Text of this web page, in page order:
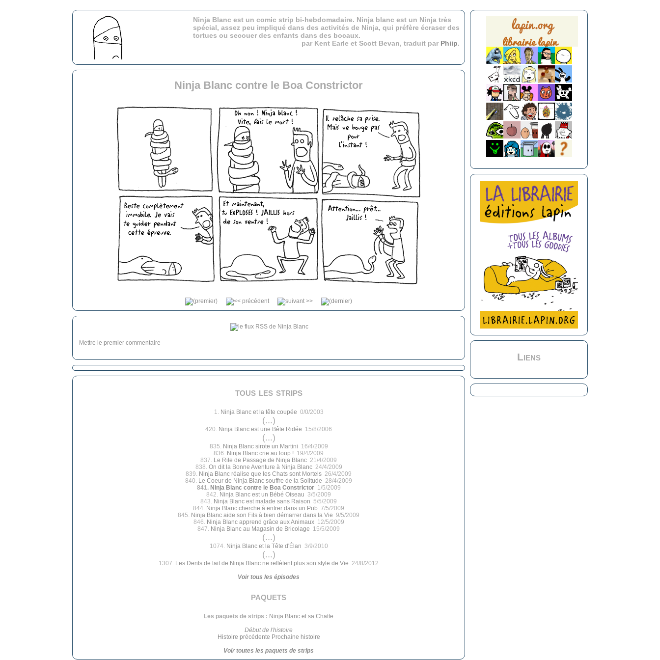
Ninja Blanc est un comic strip bi-hebdomadaire. Ninja blanc est un Ninja très
spécial, assez peu impliqué dans des activités de Ninja, qui préfère écraser des
tortues ou secouer des enfants dans des bocaux.
par Kent Earle et Scott Bevan, traduit par Phiip.
Ninja Blanc contre le Boa Constrictor
Mettre le premier commentaire
tous les strips
1. Ninja Blanc et la tête coupée 0/0/2003
(...)
420. Ninja Blanc est une Bête Ridée 15/8/2006
(...)
835. Ninja Blanc sirote un Martini 16/4/2009
836. Ninja Blanc crie au loup ! 19/4/2009
837. Le Rite de Passage de Ninja Blanc 21/4/2009
838. On dit la Bonne Aventure à Ninja Blanc24/4/2009
839. Ninja Blanc réalise que les Chats sont Mortels 26/4/2009
840. Le Coeur de Ninja Blanc souffre de la Solitude 28/4/2009
841. Ninja Blanc contre le Boa Constrictor 1/5/2009
842. Ninja Blanc est un Bébé Oiseau 3/5/2009
843. Ninja Blanc est malade sans Raison 5/5/2009
844. Ninja Blanc cherche à entrer dans un Pub 7/5/2009
845. Ninja Blanc aide son Fils à bien démarrer dans la Vie 9/5/2009
846. Ninja Blanc apprend grâce aux Animaux12/5/2009
847. Ninja Blanc au Magasin de Bricolage 15/5/2009
(...)
1074. Ninja Blanc et la Tête d'Élan 3/9/2010
(...)
1307. Les Dents de lait de Ninja Blanc ne reflètent plus son style de Vie 24/8/2012
Voir tous les épisodes
paquets
Les paquets de strips : Ninja Blanc et sa Chatte
Début de l'histoire
Histoire précédente Prochaine histoire
Voir toutes les paquets de strips
Liens